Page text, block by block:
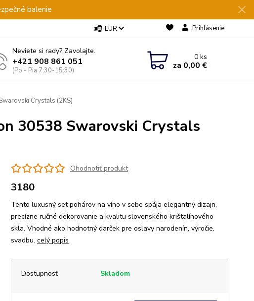
balenie
EUR Prihlásenie
Neviete si rady? Zavolajte.
+421 908 861 051
(Po - Pia 7:30-15:30)
0ks
za 0,00 €
Crystals (2KS)
30538 Swarovski Crystals
Ohodnotiť produkt
3180
Tento luxusný set pohárov na víno v sebe spája elegantný dizajn,
precízne ručné dekorovanie a kvalitu slovenského krištalínového
skla. Vhodné ako hodnotný darček pre oslavy narodenín, výročie,
svadbu. celý popis
Dostupnosť Skladom